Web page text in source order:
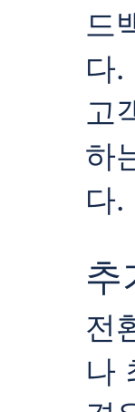
드
다.
고
하
다.
추
전
나